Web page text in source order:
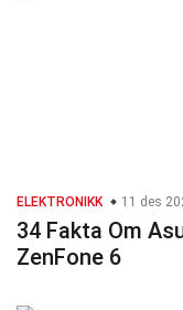
ELEKTRONIKK 11 des
34 Fakta Om
ZenFone 6